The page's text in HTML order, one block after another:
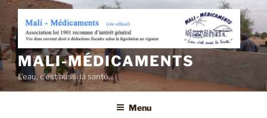
Aller
contenu
principal
MALI-MÉDICAMENTS
L'eau, c'est aussi la santé…
Menu